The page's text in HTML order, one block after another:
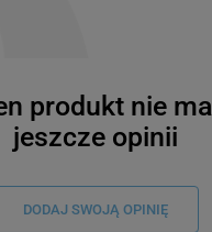
produkt nie ma
jeszcze opinii
DODAJ SWOJĄ OPINIĘ